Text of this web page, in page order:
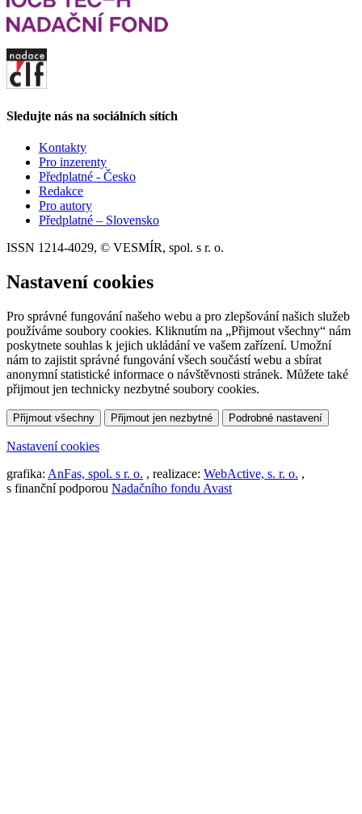
Sledujte nás na sociálních sítích
Kontakty
Pro inzerenty
Předplatné - Česko
Redakce
Pro autory
Předplatné – Slovensko
ISSN 1214-4029, © VESMÍR, spol. s r. o.
Nastavení cookies
Pro správné fungování našeho webu a pro zlepšování našich služeb
používáme soubory cookies. Kliknutím na „Přijmout všechny“ nám
poskytnete souhlas k jejich ukládání ve vašem zařízení. Umožní
nám to zajistit správné fungování všech součástí webu a sbírat
anonymní statistické informace o návštěvnosti stránek. Můžete také
přijmout jen technicky nezbytné soubory cookies.
Přijmout všechny Přijmout jen nezbytné Podrobné nastavení
Nastavení cookies
grafika: AnFas, spol. s r. o. , realizace: WebActive, s. r. o. ,
s finanční podporou Nadačního fondu Avast